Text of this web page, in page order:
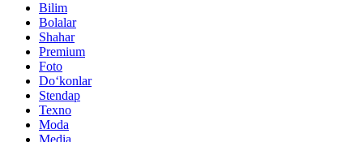
Bilim
Bolalar
Shahar
Premium
Foto
Do‘konlar
Stendap
Texno
Moda
Media